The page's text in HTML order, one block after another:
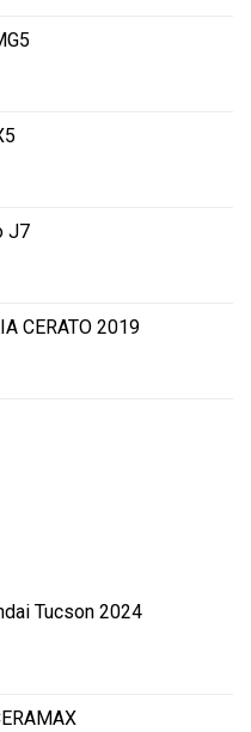
J7
CERATO 2019
Tucson 2024